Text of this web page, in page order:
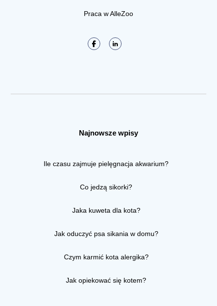
Praca w AlleZoo
Najnowsze wpisy
Ile czasu zajmuje pielęgnacja akwarium?
Co jedzą sikorki?
Jaka kuweta dla kota?
Jak oduczyć psa sikania w domu?
Czym karmić kota alergika?
Jak opiekować się kotem?